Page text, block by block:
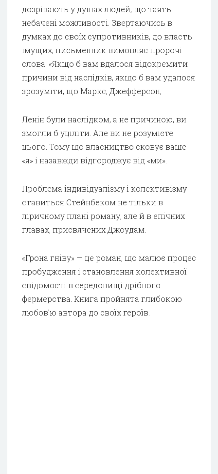
дозрівають у душах людей, що таять
небачені можливості. Звертаючись в
думках до своїх супротивників, до власть
імущих, письменник вимовляє пророчі
слова: «Якщо б вам вдалося відокремити
причини від наслідків, якщо б вам удалося
зрозуміти, що Маркс, Джефферсон,
Ленін були наслідком, а не причиною, ви
змогли б уціліти. Але ви не розумієте
цього. Тому що власництво сковує ваше
«я» і назавжди відгороджує від «ми».
Проблема індивідуалізму і колективізму
ставиться Стейнбеком не тільки в
ліричному плані роману, але й в епічних
главах, присвячених Джоудам.
«Грона гніву» — це роман, що малює процес
пробудження і становлення колективної
свідомості в середовищі дрібного
фермерства. Книга пройнята глибокою
любов’ю автора до своїх героїв.